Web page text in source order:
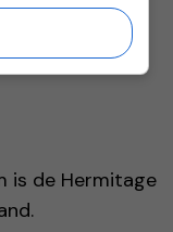
hele gezin
is de Hermitage